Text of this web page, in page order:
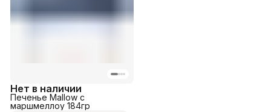
Нет в наличии
Печенье Mallow с
маршмеллоу 184гр